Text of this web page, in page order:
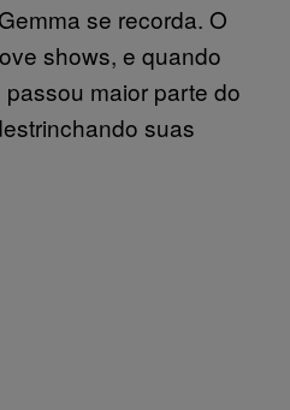
se recorda. O
shows, e quando
maior parte do
suas